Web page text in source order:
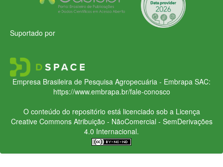
Suportado por
Empresa Brasileira de Pesquisa Agropecuária - Embrapa SAC:
https://www.embrapa.br/fale-conosco
O conteúdo do repositório está licenciado sob a Licença
Creative CommonsAtribuição - NãoComercial - SemDerivações
4.0 Internacional.